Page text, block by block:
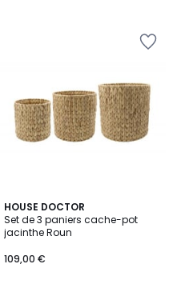
HOUSE DOCTOR
Set de 3 paniers cache-pot
jacinthe Roun
109,00 €
4
/
5